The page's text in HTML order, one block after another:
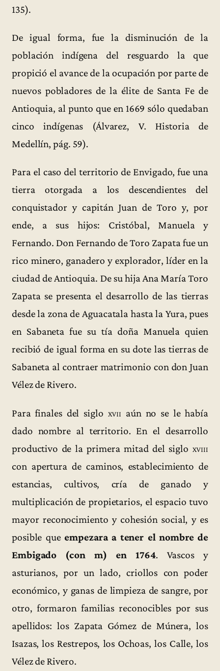
135).
De igual forma, fue la disminución de la
población indígena del resguardo la que
propició el avance de la ocupación por parte de
nuevos pobladores de la élite de Santa Fe de
Antioquia, al punto que en 1669 sólo quedaban
cinco indígenas (Álvarez, V. Historia de
Medellín, pág. 59).
Para el caso del territorio de Envigado, fue una
tierra otorgada a los descendientes del
conquistador y capitán Juan de Toro y, por
ende, a sus hijos: Cristóbal, Manuela y
Fernando. Don Fernando de Toro Zapata fue un
rico minero, ganadero y explorador, líder en la
ciudad de Antioquia. De su hija Ana María Toro
Zapata se presenta el desarrollo de las tierras
desde la zona de Aguacatala hasta la Yura, pues
en Sabaneta fue su tía doña Manuela quien
recibió de igual forma en su dote las tierras de
Sabaneta al contraer matrimonio con don Juan
Vélez de Rivero.
Para finales del siglo xvii aún no se le había
dado nombre al territorio. En el desarrollo
productivo de la primera mitad del siglo xviii
con apertura de caminos, establecimiento de
estancias, cultivos, cría de ganado y
multiplicación de propietarios, el espacio tuvo
mayor reconocimiento y cohesión social, y es
posible queempezara a tener el nombre de
Embigado (con m) en 1764. Vascos y
asturianos, por un lado, criollos con poder
económico, y ganas de limpieza de sangre, por
otro, formaron familias reconocibles por sus
apellidos: los Zapata Gómez de Múnera, los
Isazas, los Restrepos, los Ochoas, los Calle, los
Vélez de Rivero.